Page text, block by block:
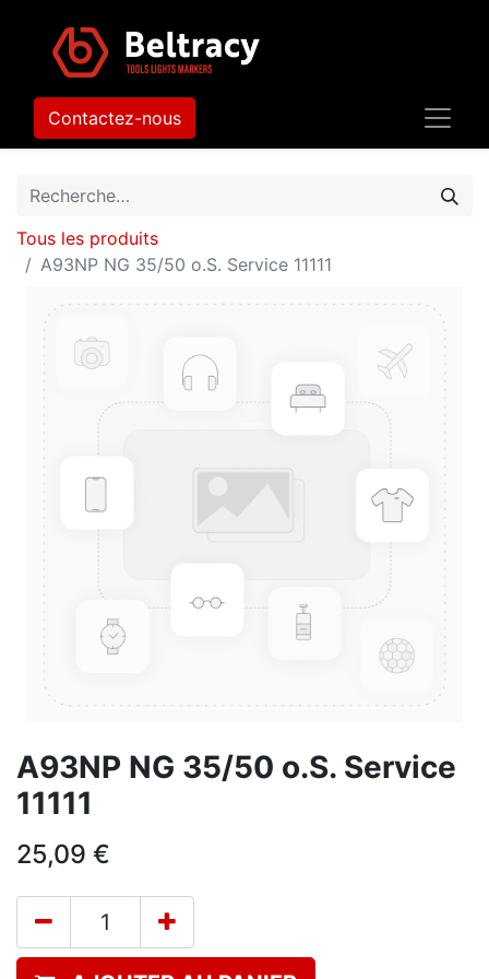
Contactez-nous
Tous les produits
A93NP NG 35/50 o.S. Service 11111
A93NP NG 35/50 o.S. Service
11111
25,09 €